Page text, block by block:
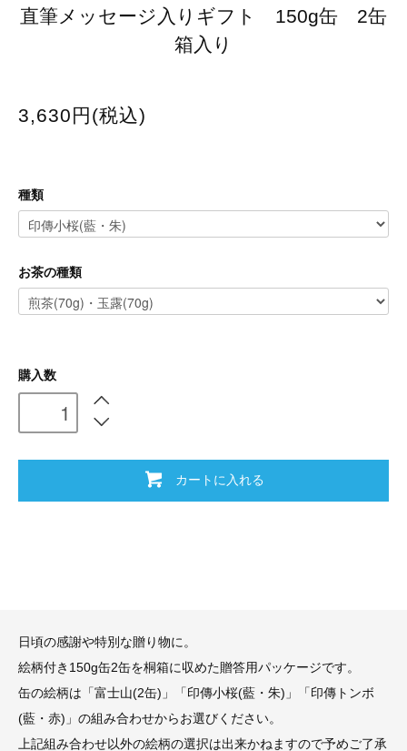
直筆メッセージ入りギフト 150g缶 2缶
箱入り
3,630円(税込)
種類
お茶の種類
購入数
カートに入れる
日頃の感謝や特別な贈り物に。
絵柄付き150g缶2缶を桐箱に収めた贈答用パッケージです。
缶の絵柄は「富士山(2缶)」「印傳小桜(藍・朱)」「印傳トンボ
(藍・赤)」の組み合わせからお選びください。
上記組み合わせ以外の絵柄の選択は出来かねますので予めご了承